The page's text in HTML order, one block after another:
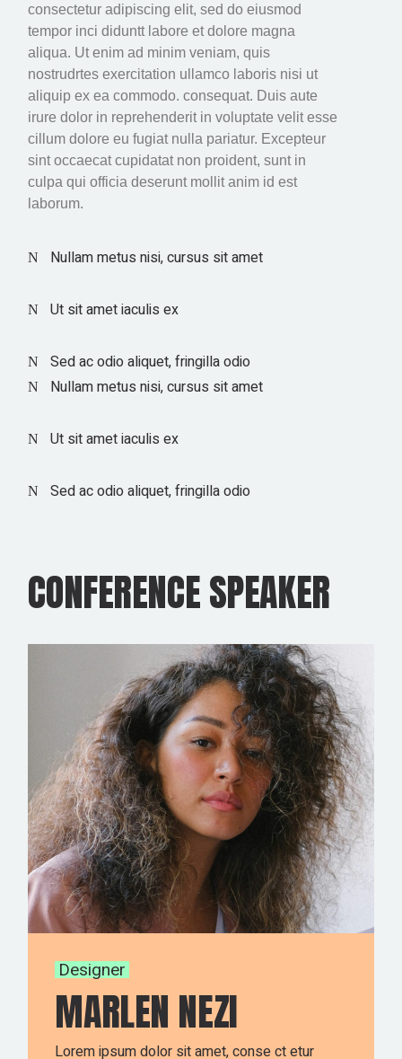
consectetur adipiscing elit, sed do eiusmod
tempor inci diduntt labore et dolore magna
aliqua. Ut enim ad minim veniam, quis
nostrudrtes exercitation ullamco laboris nisi ut
aliquip ex ea commodo. consequat. Duis aute
irure dolor in reprehenderit in voluptate velit esse
cillum dolore eu fugiat nulla pariatur. Excepteur
sint occaecat cupidatat non proident, sunt in
culpa qui officia deserunt mollit anim id est
laborum.
Nullam metus nisi, cursus sit amet
Ut sit amet iaculis ex
Sed ac odio aliquet, fringilla odio
Nullam metus nisi, cursus sit amet
Ut sit amet iaculis ex
Sed ac odio aliquet, fringilla odio
CONFERENCE SPEAKER
Designer
MARLEN NEZI
Lorem ipsum dolor sit amet, conse ct etur